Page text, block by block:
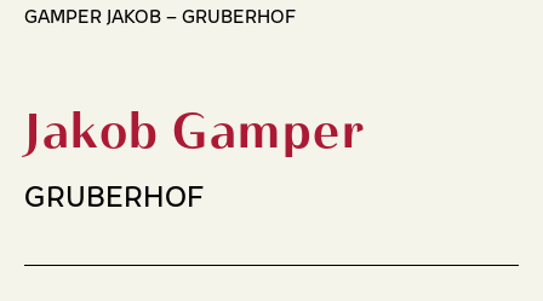
GAMPER JAKOB – GRUBERHOF
Jakob Gamper
GRUBERHOF